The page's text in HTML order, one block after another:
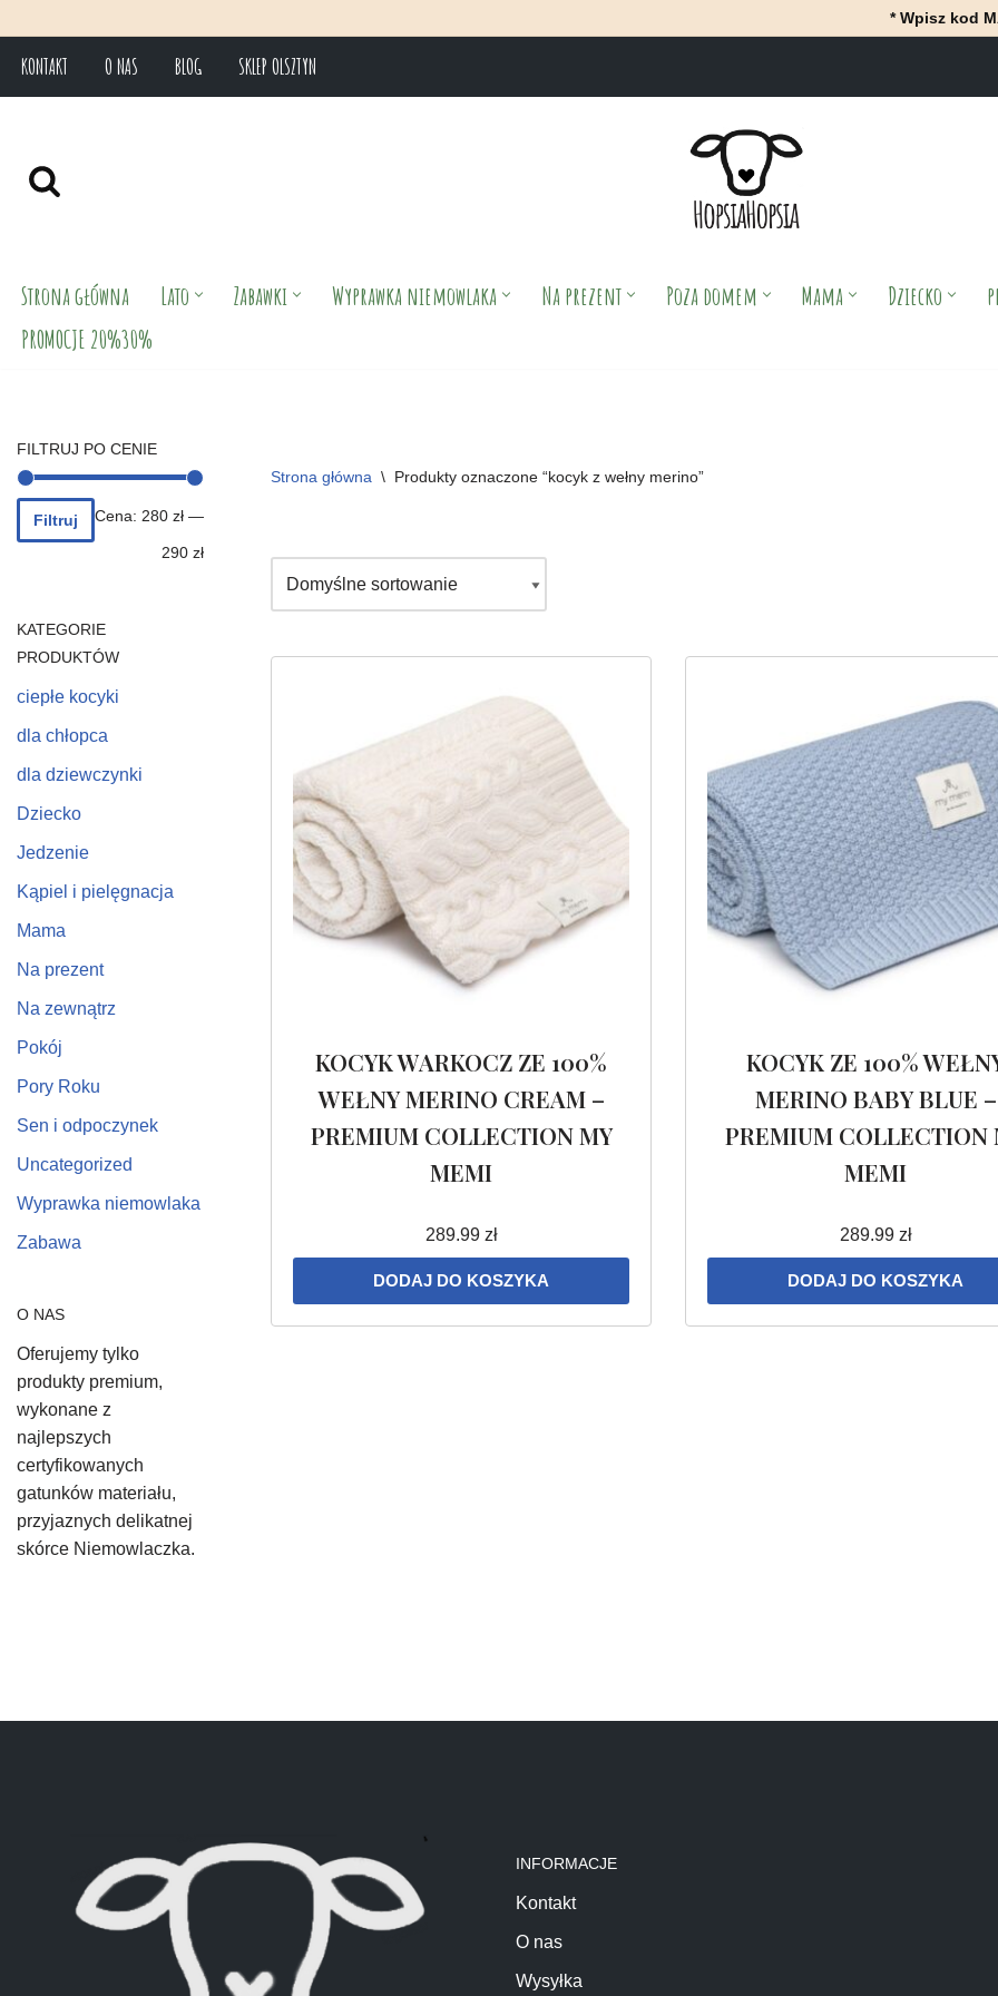
* Wpisz kod MAJ i
Przejdź
KONTAKT O NAS BLOG SKLEP OLSZTYN
Strona główna Lato Zabawki Wyprawka niemowlaka Na prezent Poza domem Mama Dziecko
PROMOCJE 20%30%
FILTRUJ PO CENIE
Filtruj Cena: 280 zł —
290 zł
KATEGORIE
PRODUKTÓW
ciepłe kocyki
dla chłopca
dla dziewczynki
Dziecko
Jedzenie
Kąpiel i pielęgnacja
Mama
Na prezent
Na zewnątrz
Pokój
Pory Roku
Sen i odpoczynek
Uncategorized
Wyprawka niemowlaka
Zabawa
O NAS
Oferujemy tylko
produkty premium,
wykonane z
najlepszych
certyfikowanych
gatunków materiału,
przyjaznych delikatnej
skórce Niemowlaczka.
Strona główna \ Produkty oznaczone “kocyk z wełny merino”
KOCYK WARKOCZ ZE 100%
WEŁNY MERINO CREAM –
PREMIUM COLLECTION MY
MEMI
289.99 zł
DODAJ DO KOSZYKA
KOCYK ZE 100%
MERINO BABY BLUE –
PREMIUM COLLECTION
MEMI
289.99 zł
DODAJ DO KOSZYKA
INFORMACJE
Kontakt
O nas
Wysyłka